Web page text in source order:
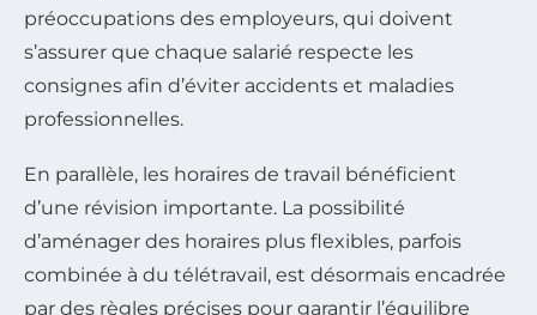
préoccupations des employeurs, qui doivent
s’assurer que chaque salarié respecte les
consignes afin d’éviter accidents et maladies
professionnelles.
En parallèle, les horaires de travail bénéficient
d’une révision importante. La possibilité
d’aménager des horaires plus flexibles, parfois
combinée à du télétravail, est désormais encadrée
par des règles précises pour garantir l’équilibre